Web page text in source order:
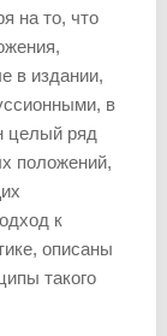
на то, что
в издании,
в
целый ряд
положений,
к
описаны
такого